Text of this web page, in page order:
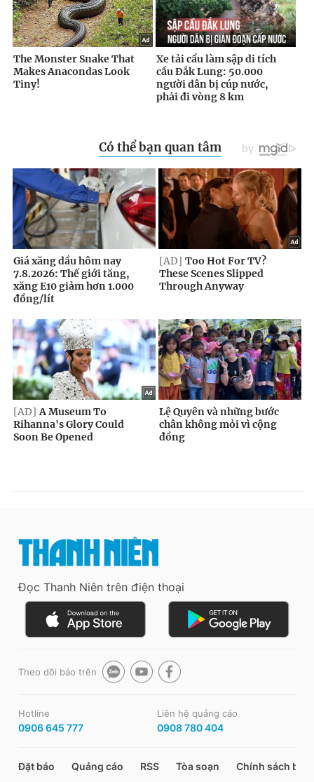
Đọc Thanh Niên trên điện thoại
Theo dõi báo trên
Hotline
0906 645 777
Liên hệ quảng cáo
0908 780 404
Đặt báo Quảng cáo RSS Tòa soạn Chính sách bảo